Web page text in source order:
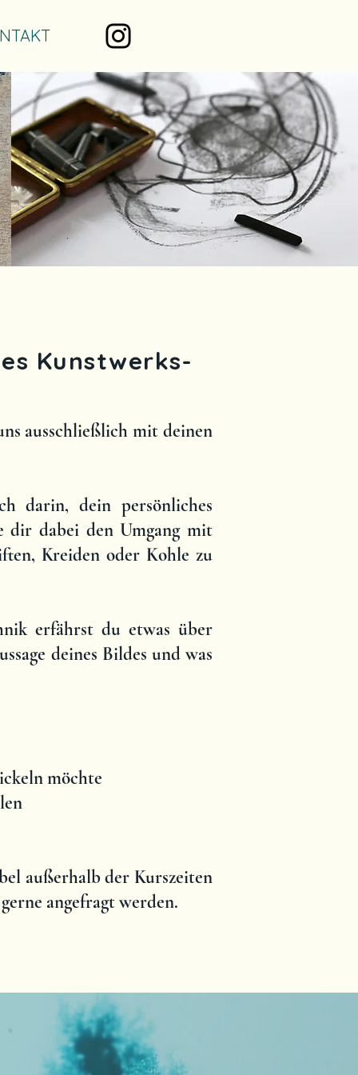
ausschließlich mit deinen
darin, dein persönliches
dir dabei den Umgang mit
Kreiden oder Kohle zu
erfährst du etwas über
deines Bildes und was
möchte
außerhalb der Kurszeiten
angefragt werden.
Kunstwerks-